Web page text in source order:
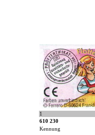
1
610 230
Kennung